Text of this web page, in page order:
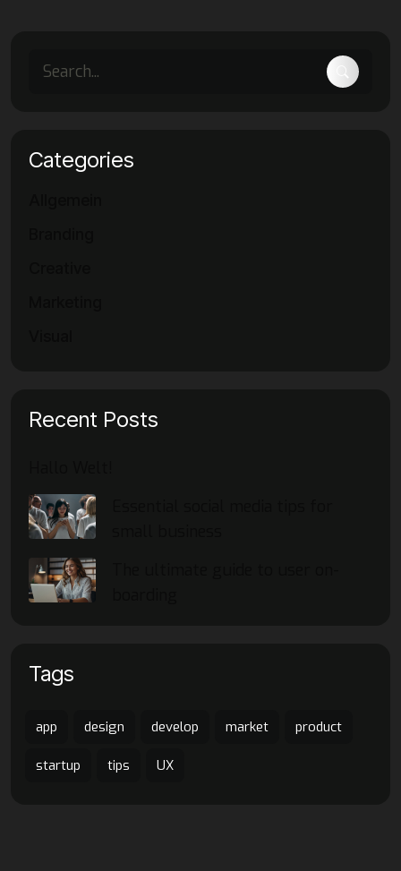
Categories
Recent Posts
Tags
app design develop market product
startup tips UX